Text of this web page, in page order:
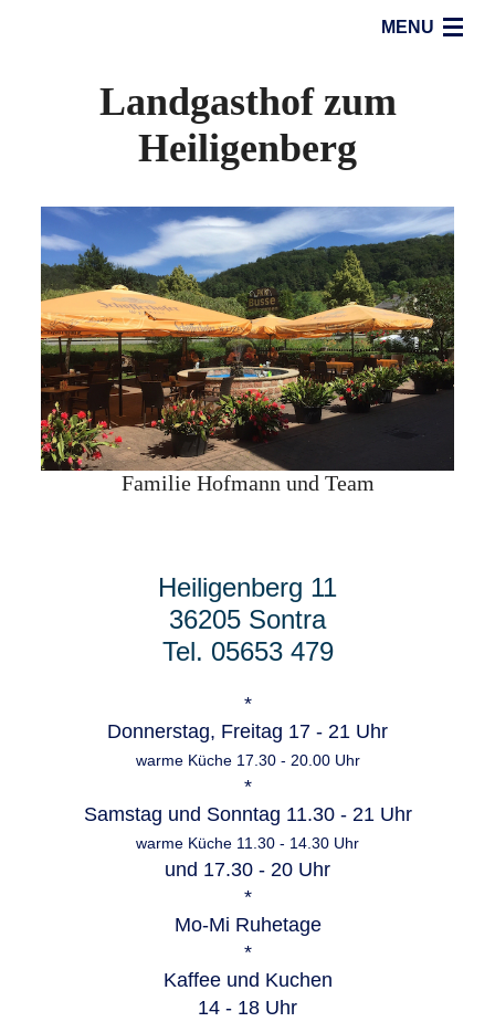
MENU
Reisegruppen
Impressionen
Umgebung
Kontakt/Impressum
Landgasthof zum
Heiligenberg
Familie Hofmann und Team
Heiligenberg 11
36205 Sontra
Tel. 05653 479
*
Donnerstag, Freitag 17 - 21 Uhr
warme Küche 17.30 - 20.00 Uhr
*
Samstag und Sonntag 11.30 - 21 Uhr
warme Küche 11.30 - 14.30 Uhr
und 17.30 - 20 Uhr
*
Mo-Mi Ruhetage
*
Kaffee und Kuchen
14 - 18 Uhr